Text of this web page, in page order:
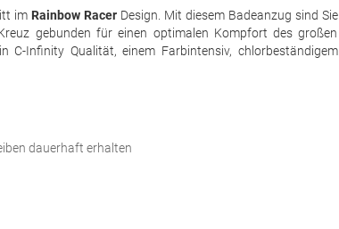
im Rainbow Racer Design. Mit diesem Badeanzug sind Sie
gebunden für einen optimalen Kompfort des großen
Infinity Qualität, einem Farbintensiv, chlorbeständigem
dauerhaft erhalten